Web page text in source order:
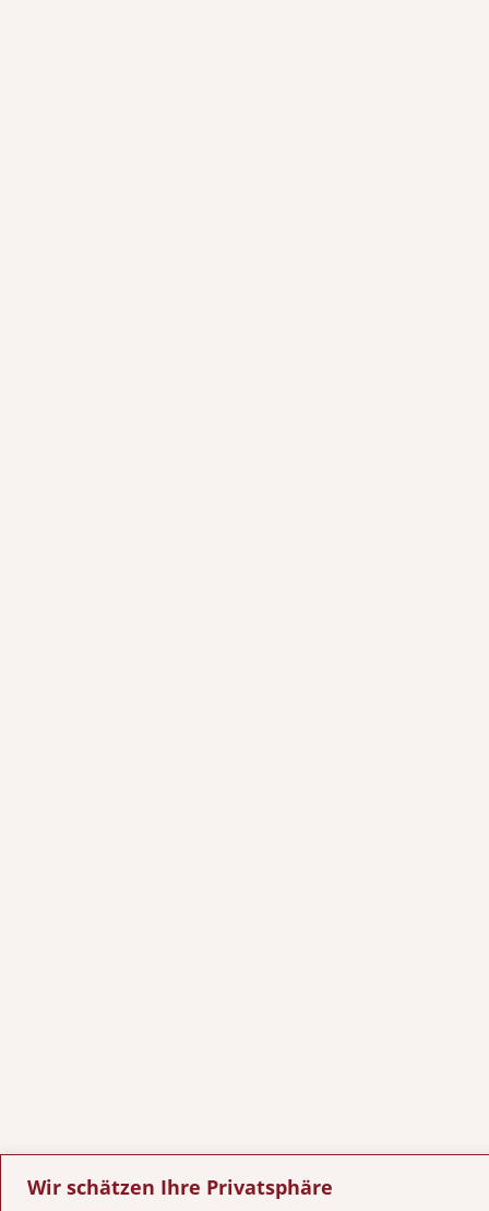
Wir schätzen Ihre Privatsphäre